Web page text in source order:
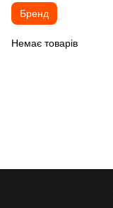
Бренд
Немає товарів